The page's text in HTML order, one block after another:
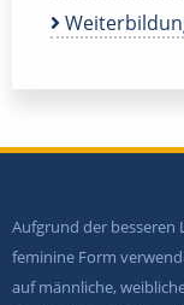
Aufgrund der besseren
feminine Form
auf männliche,